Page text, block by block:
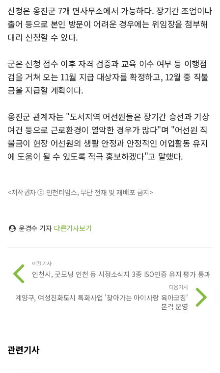
신청은 옹진군 7개 면사무소에서 가능하다. 장기간 조업이나
출어 등으로 본인 방문이 어려운 경우에는 위임장을 첨부해
대리 신청할 수 있다.
군은 신청 접수 이후 자격 검증과 교육 이수 여부 등 이행점
검을 거쳐 오는 11월 지급 대상자를 확정하고, 12월 중 직불
금을 지급할 계획이다.
옹진군 관계자는 "도서지역 어선원들은 장기간 승선과 기상
여건 등으로 근로환경이 열악한 경우가 많다"며 "어선원 직
불금이 현장 어선원의 생활 안정과 안정적인 어업활동 유지
에 도움이 될 수 있도록 적극 홍보하겠다"고 말했다.
<저작권자 ⓒ 인천타임스, 무단 전재 및 재배포 금지>
윤경수 기자 다른기사보기
이전기사
인천시, 굿모닝 인천 등 시정소식지 3종 ISO인증 유지 평가 통과
다음기사
계양구, 여성친화도시 특화사업 '찾아가는 아이사랑 육아코칭'
본격 운영
관련기사